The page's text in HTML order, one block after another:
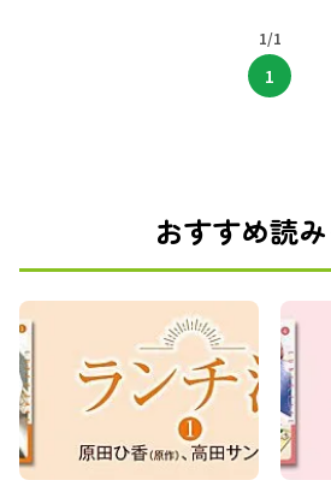
した。
1/1
1
おすすめ読